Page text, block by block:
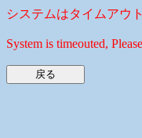
システムはタイムアウ
System is timeouted,